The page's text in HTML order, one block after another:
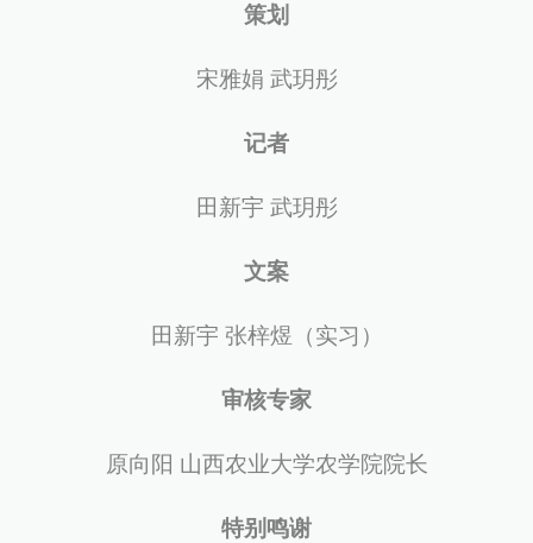
策划
宋雅娟 武玥彤
记者
田新宇 武玥彤
文案
田新宇 张梓煜（实习）
审核专家
原向阳 山西农业大学农学院院长
特别鸣谢